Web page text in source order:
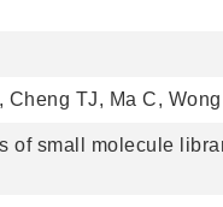
TJ, Ma C,
of small molecule